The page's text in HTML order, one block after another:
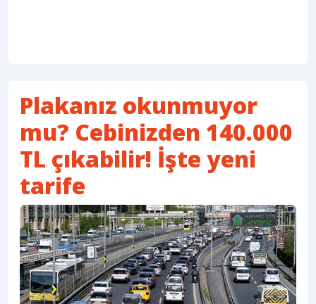
Plakanız okunmuyor
mu? Cebinizden 140.000
TL çıkabilir! İşte yeni
tarife